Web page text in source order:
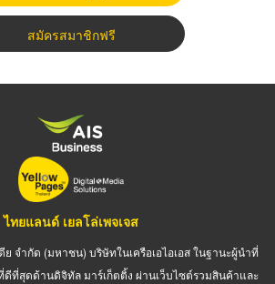
สมัครสมาชิกฟรี
ไทยแลนด์ เยลโล่เพจเจส
ย จำกัด (มหาชน) บริษัทในเครือเอไอเอส ในฐานะผู้นำที่
ที่สุดด้านดิจิทัล มาร์เก็ตติ้ง ผ่านเว็บไซต์รวมสินค้าและ